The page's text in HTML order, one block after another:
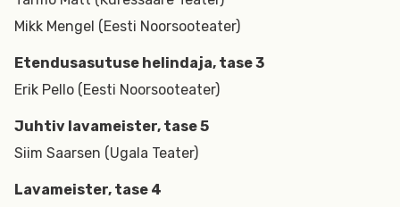
Mikk Mengel (Eesti Noorsooteater)
Etendusasutuse helindaja, tase 3
Erik Pello (Eesti Noorsooteater)
Juhtiv lavameister, tase 5
Siim Saarsen (Ugala Teater)
Lavameister, tase 4